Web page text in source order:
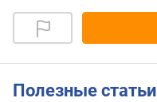
Полезные статьи